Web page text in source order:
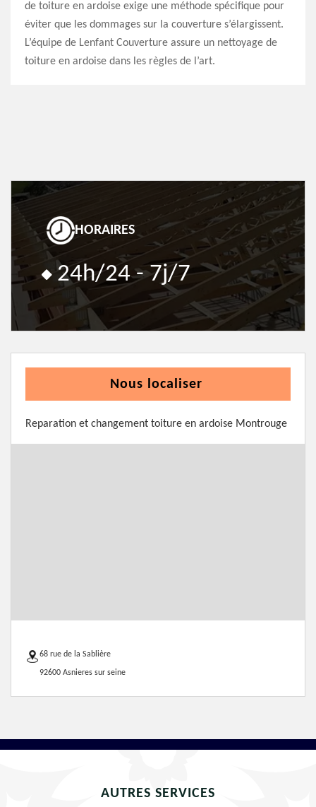
de toiture en ardoise exige une méthode spécifique pour
éviter que les dommages sur la couverture s’élargissent.
L’équipe de Lenfant Couverture assure un nettoyage de
toiture en ardoise dans les règles de l’art.
HORAIRES
24h/24 - 7j/7
Nous localiser
Reparation et changement toiture en ardoise Montrouge
68 rue de la Sablière
92600 Asnieres sur seine
AUTRES SERVICES